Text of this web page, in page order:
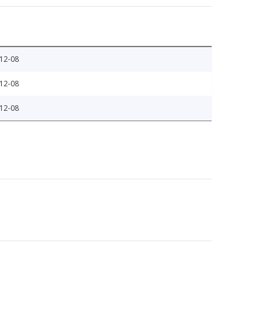
08
08
08